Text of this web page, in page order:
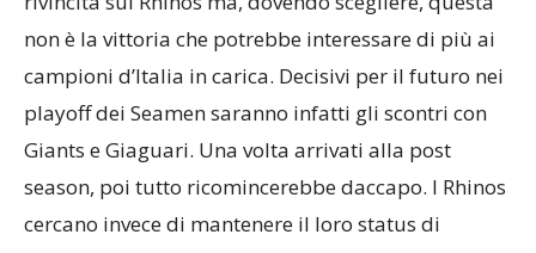
infatti proprio i Marinai potrebbero iniziare a fare
qualche calcolo. Non ci sono dubbi sulla voglia di
rivincita sui Rhinos ma, dovendo scegliere, questa
non è la vittoria che potrebbe interessare di più ai
campioni d’Italia in carica. Decisivi per il futuro nei
playoff dei Seamen saranno infatti gli scontri con
Giants e Giaguari. Una volta arrivati alla post